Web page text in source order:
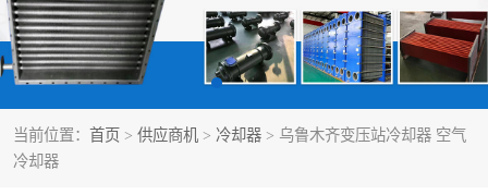
当前位置： 首页 > 供应商机 > 冷却器 > 乌鲁木齐变压站冷却器 空气
冷却器
散热器 预热器
热交换器